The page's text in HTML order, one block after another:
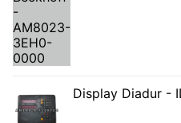
Display Diadur -